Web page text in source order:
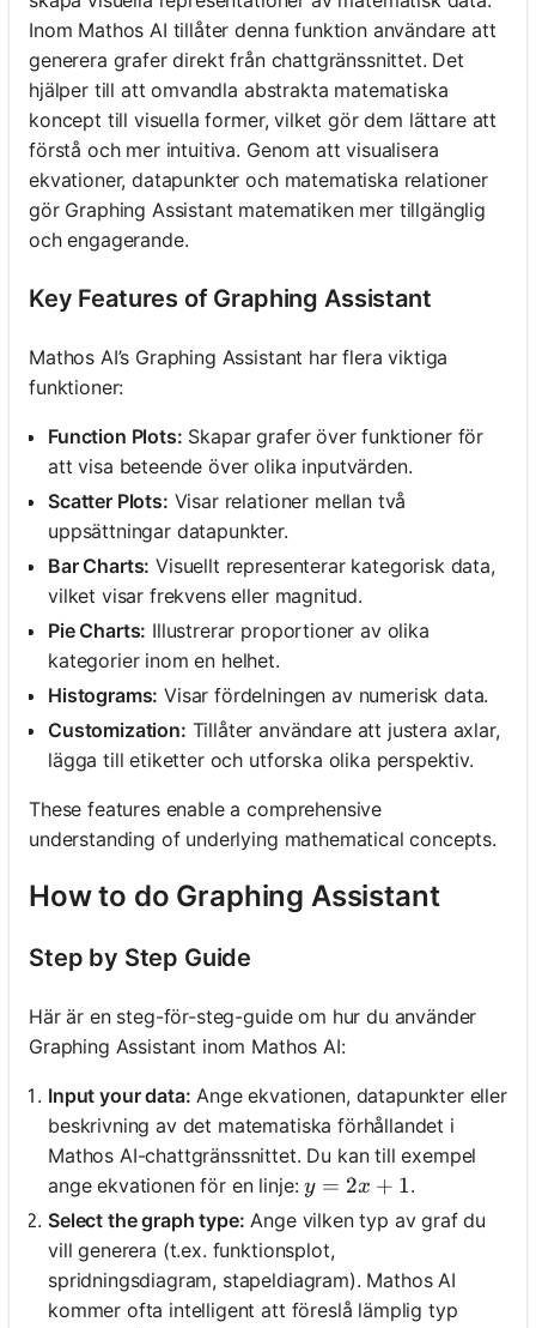
Inom Mathos AI tillåter denna funktion användare att
generera grafer direkt från chattgränssnittet. Det
hjälper till att omvandla abstrakta matematiska
koncept till visuella former, vilket gör dem lättare att
förstå och mer intuitiva. Genom att visualisera
ekvationer, datapunkter och matematiska relationer
gör Graphing Assistant matematiken mer tillgänglig
och engagerande.
Key Features of Graphing Assistant
Mathos AI’s Graphing Assistant har flera viktiga
funktioner:
Function Plots: Skapar grafer över funktioner för
att visa beteende över olika inputvärden.
Scatter Plots: Visar relationer mellan två
uppsättningar datapunkter.
Bar Charts: Visuellt representerar kategorisk data,
vilket visar frekvens eller magnitud.
Pie Charts: Illustrerar proportioner av olika
kategorier inom en helhet.
Histograms: Visar fördelningen av numerisk data.
Customization: Tillåter användare att justera axlar,
lägga till etiketter och utforska olika perspektiv.
These features enable a comprehensive
understanding of underlying mathematical concepts.
How to do Graphing Assistant
Step by Step Guide
Här är en steg-för-steg-guide om hur du använder
Graphing Assistant inom Mathos AI:
Input your data: Ange ekvationen, datapunkter eller
beskrivning av det matematiska förhållandet i
Mathos AI-chattgränssnittet. Du kan till exempel
ange ekvationen för en linje:y = 2x + 1
y = 2x + 1.
Select the graph type: Ange vilken typ av graf du
vill generera (t.ex. funktionsplot,
spridningsdiagram, stapeldiagram). Mathos AI
kommer ofta intelligent att föreslå lämplig typ